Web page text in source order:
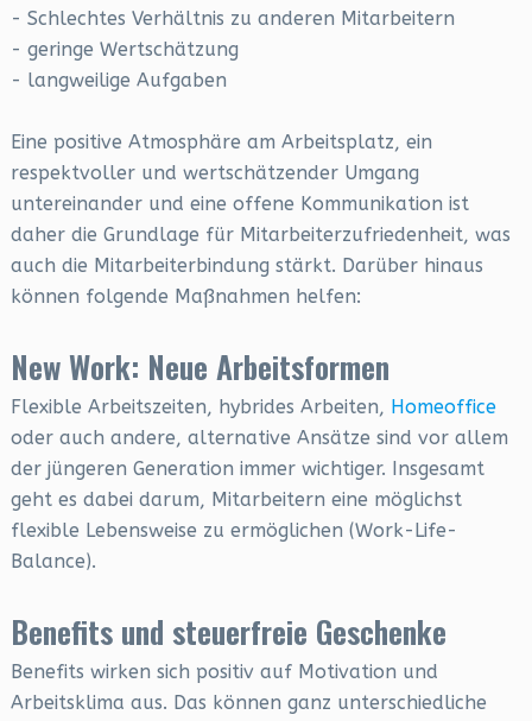
- Schlechtes Verhältnis zu anderen Mitarbeitern
- geringe Wertschätzung
- langweilige Aufgaben
Eine positive Atmosphäre am Arbeitsplatz, ein
respektvoller und wertschätzender Umgang
untereinander und eine offene Kommunikation ist
daher die Grundlage für Mitarbeiterzufriedenheit, was
auch die Mitarbeiterbindung stärkt. Darüber hinaus
können folgende Maßnahmen helfen:
New Work: Neue Arbeitsformen
Flexible Arbeitszeiten, hybrides Arbeiten, Homeoffice
oder auch andere, alternative Ansätze sind vor allem
der jüngeren Generation immer wichtiger. Insgesamt
geht es dabei darum, Mitarbeitern eine möglichst
flexible Lebensweise zu ermöglichen (Work-Life-
Balance).
Benefits und steuerfreie Geschenke
Benefits wirken sich positiv auf Motivation und
Arbeitsklima aus. Das können ganz unterschiedliche